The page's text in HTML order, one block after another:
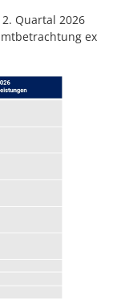
Quartal 2026
ex